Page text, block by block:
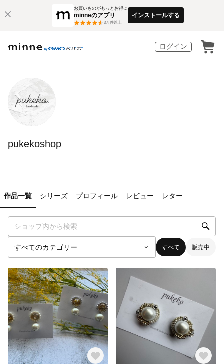
お買いものがもっとお得に
minneのアプリ
3万件以上
インストールする
ログイン
pukekoshop
作品一覧 シリーズ プロフィール レビュー レター
すべて 販売中